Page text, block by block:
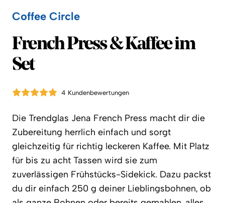
Coffee Circle
Coffee Circle
French Press & Kaffee im
Set
4 Kundenbewertungen
Die Trendglas Jena French Press macht dir die
Zubereitung herrlich einfach und sorgt
gleichzeitig für richtig leckeren Kaffee. Mit Platz
für bis zu acht Tassen wird sie zum
zuverlässigen Frühstücks-Sidekick. Dazu packst
du dir einfach 250 g deiner Lieblingsbohnen, ob